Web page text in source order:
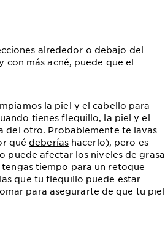
alrededor o debajo del
con más acné, puede que el
la piel y el cabello para
tienes flequillo, la piel y el
del otro. Probablemente te lavas
quédeberíashacerlo), pero es
puede afectar los niveles de grasa
tiempo para un retoque
que tu flequillo puede estar
para asegurarte de que tu piel